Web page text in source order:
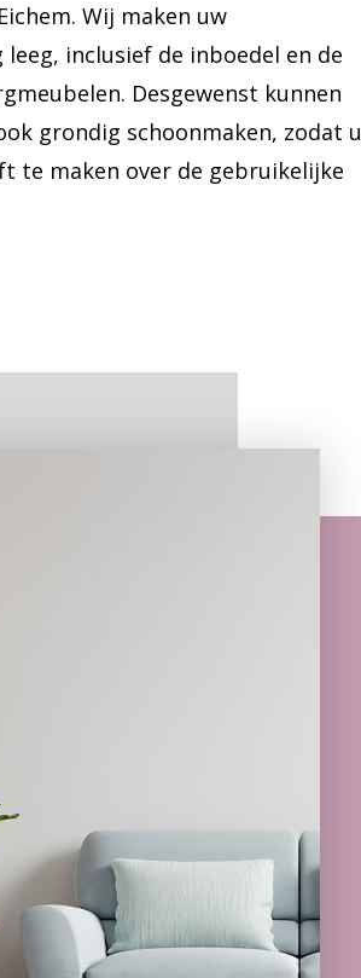
Wij maken uw
inclusief de inboedel en de
Desgewenst kunnen
grondig schoonmaken, zodat u
te maken over de gebruikelijke